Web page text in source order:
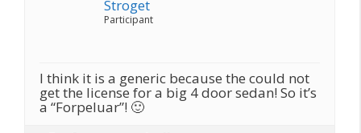
Stroget
Participant
I think it is a generic because the could not
get the license for a big 4 door sedan! So it’s
a “Forpeluar”! 🙂